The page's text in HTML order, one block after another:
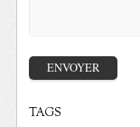
TAGS